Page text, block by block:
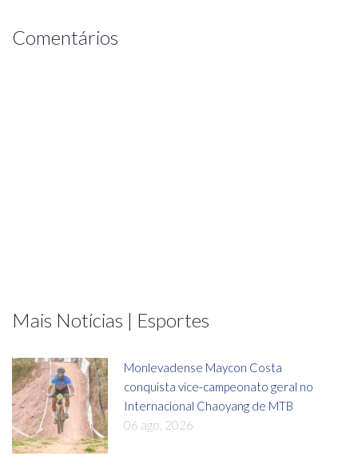
Comentários
Mais Notícias | Esportes
Monlevadense Maycon Costa
conquista vice-campeonato geral no
Internacional Chaoyang de MTB
06 ago, 2026